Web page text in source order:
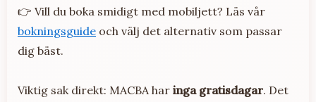
👉 Vill du boka smidigt med mobiljett? Läs vår
bokningsguide och välj det alternativ som passar
dig bäst.
Viktig sak direkt: MACBA har inga gratisdagar. Det